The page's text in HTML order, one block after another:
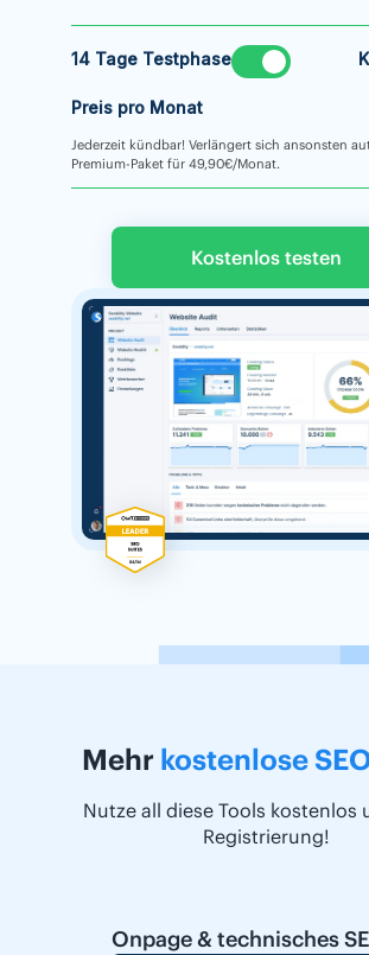
14 Tage Testphase
Preis pro Monat
Jederzeit kündbar! Verlängert sich ansonsten
Premium-Paket für 49,90€/Monat.
Kostenlos testen
Mehr kostenlose
Nutze all diese Tools kostenlos
Registrierung!
Onpage & technisches